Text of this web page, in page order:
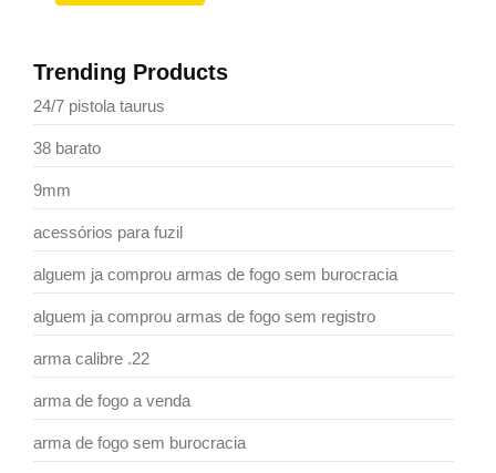
Trending Products
24/7 pistola taurus
38 barato
9mm
acessórios para fuzil
alguem ja comprou armas de fogo sem burocracia
alguem ja comprou armas de fogo sem registro
arma calibre .22
arma de fogo a venda
arma de fogo sem burocracia